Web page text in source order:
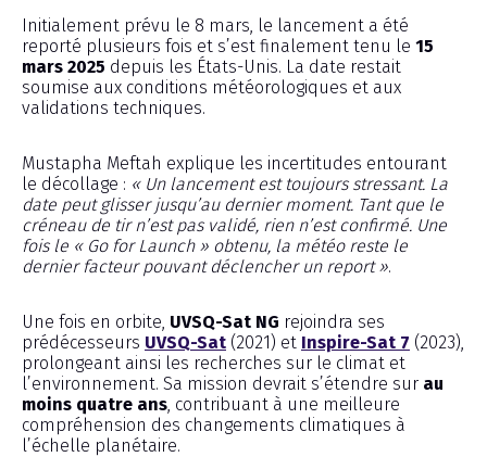
Initialement prévu le 8 mars, le lancement a été
reporté plusieurs fois et s’est finalement tenu le 15
mars 2025 depuis les États-Unis. La date restait
soumise aux conditions météorologiques et aux
validations techniques.
Mustapha Meftah explique les incertitudes entourant
le décollage : « Un lancement est toujours stressant. La
date peut glisser jusqu’au dernier moment. Tant que le
créneau de tir n’est pas validé, rien n’est confirmé. Une
fois le « Go for Launch » obtenu, la météo reste le
dernier facteur pouvant déclencher un report ».
Une fois en orbite, UVSQ-Sat NG rejoindra ses
prédécesseurs UVSQ-Sat (2021) et Inspire-Sat 7 (2023),
prolongeant ainsi les recherches sur le climat et
l’environnement. Sa mission devrait s’étendre sur au
moins quatre ans , contribuant à une meilleure
compréhension des changements climatiques à
l’échelle planétaire.